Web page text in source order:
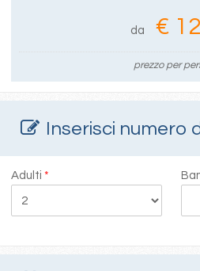
da €
prezzo per
Inserisci numero
Adulti*